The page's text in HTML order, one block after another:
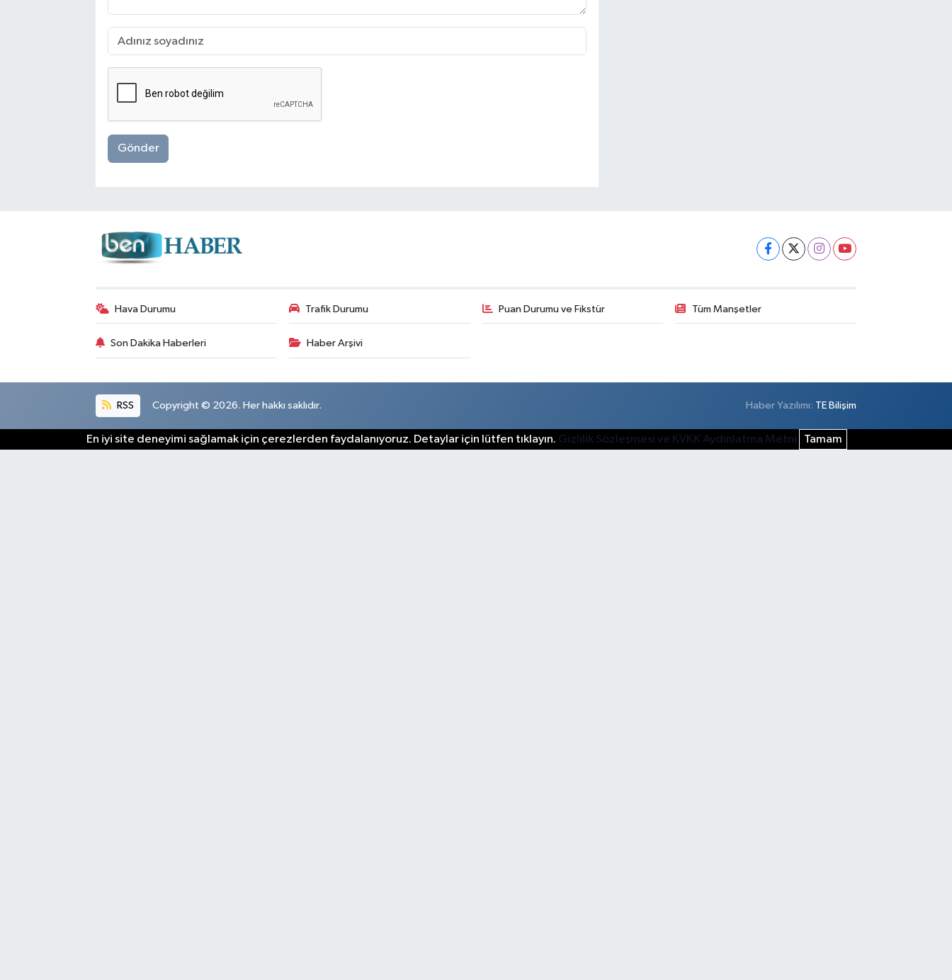
Gönder
Hava Durumu Trafik Durumu Puan Durumu ve Fikstür Tüm Manşetler
Son Dakika Haberleri Haber Arşivi
RSS Copyright © 2026. Her hakkı saklıdır. Haber Yazılımı: TE Bilişim
En iyi site deneyimi sağlamak için çerezlerden faydalanıyoruz. Detaylar için lütfen tıklayın. Gizlilik Sözleşmesi ve KVKK Aydınlatma Metni Tamam